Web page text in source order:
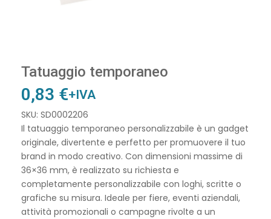
Tatuaggio temporaneo
0,83 €+IVA
SKU: SD0002206
Il tatuaggio temporaneo personalizzabile è un gadget
originale, divertente e perfetto per promuovere il tuo
brand in modo creativo. Con dimensioni massime di
36×36 mm, è realizzato su richiesta e
completamente personalizzabile con loghi, scritte o
grafiche su misura. Ideale per fiere, eventi aziendali,
attività promozionali o campagne rivolte a un